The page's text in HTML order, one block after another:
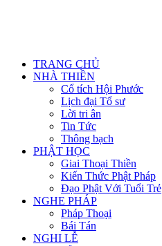
TRANG CHỦ
NHÀ THIỀN
Cổ tích Hội Phước
Lịch đại Tổ sư
Lời tri ân
Tin Tức
Thông bạch
PHẬT HỌC
Giai Thoại Thiền
Kiến Thức Phật Pháp
Đạo Phật Với Tuổi Trẻ
NGHE PHÁP
Pháp Thoại
Bái Tán
NGHI LỄ